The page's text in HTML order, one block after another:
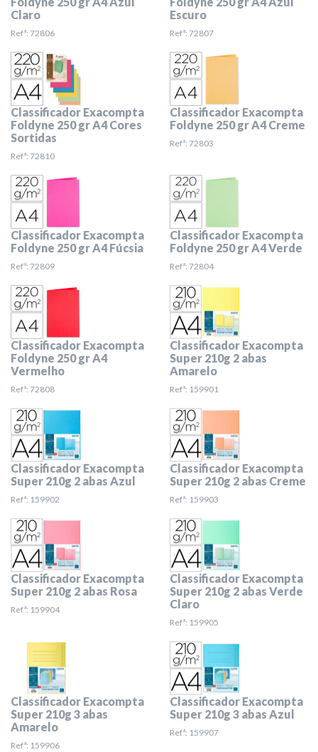
Claro
Refª: 72806
Escuro
Refª: 72807
Classificador Exacompta
Foldyne 250 gr A4 Cores
Sortidas
Refª: 72810
Classificador Exacompta
Foldyne 250 gr A4 Creme
Refª: 72803
Classificador Exacompta
Foldyne 250 gr A4 Fúcsia
Refª: 72809
Classificador Exacompta
Foldyne 250 gr A4 Verde
Refª: 72804
Classificador Exacompta
Foldyne 250 gr A4
Vermelho
Refª: 72808
Classificador Exacompta
Super 210g 2 abas
Amarelo
Refª: 159901
Classificador Exacompta
Super 210g 2 abas Azul
Refª: 159902
Classificador Exacompta
Super 210g 2 abas Creme
Refª: 159903
Classificador Exacompta
Super 210g 2 abas Rosa
Refª: 159904
Classificador Exacompta
Super 210g 2 abas Verde
Claro
Refª: 159905
Classificador Exacompta
Super 210g 3 abas
Amarelo
Refª: 159906
Classificador Exacompta
Super 210g 3 abas Azul
Refª: 159907